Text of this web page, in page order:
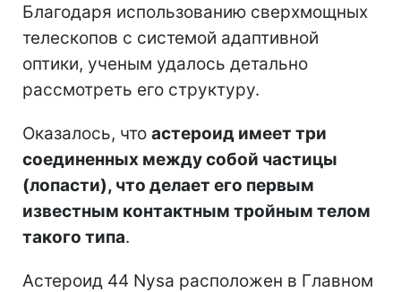
Благодаря использованию сверхмощных
телескопов с системой адаптивной
оптики, ученым удалось детально
рассмотреть его структуру.
Оказалось, что астероид имеет три
соединенных между собой частицы
(лопасти), что делает его первым
известным контактным тройным телом
такого типа.
Астероид 44 Nysa расположен в Главном